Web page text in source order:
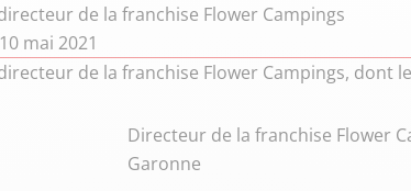
de la franchise Flower Campings
mai 2021
de la franchise Flower Campings, dont
Directeur de la franchise Flower
Garonne